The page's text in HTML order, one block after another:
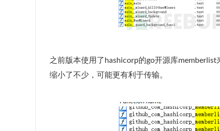
之前版本使用了hashicorp的go开源库
缩小了不少，可能更有利于传输。